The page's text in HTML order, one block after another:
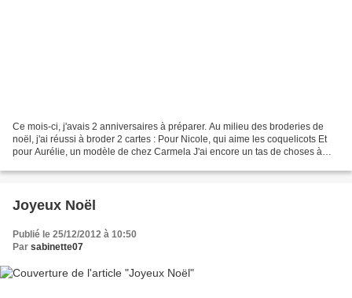
Ce mois-ci, j'avais 2 anniversaires à préparer. Au milieu des broderies de
noël, j'ai réussi à broder 2 cartes : Pour Nicole, qui aime les coquelicots Et
pour Aurélie, un modèle de chez Carmela J'ai encore un tas de choses à
Joyeux Noël
Publié le 25/12/2012 à 10:50
Par sabinette07